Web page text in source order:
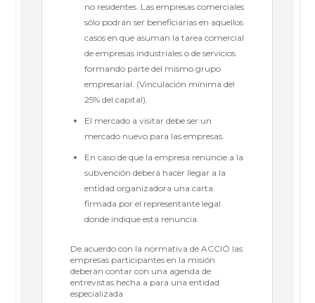
no residentes. Las empresas comerciales
sólo podrán ser beneficiarias en aquellos
casos en que asuman la tarea comercial
de empresas industriales o de servicios
formando parte del mismo grupo
empresarial. (Vinculación mínima del
25% del capital).
El mercado a visitar debe ser un
mercado nuevo para las empresas.
En caso de que la empresa renuncie a la
subvención deberá hacer llegar a la
entidad organizadora una carta
firmada por el representante legal
donde indique esta renuncia.
De acuerdo con la normativa de ACCIÓ las
empresas participantes en la misión
deberán contar con una agenda de
entrevistas hecha a para una entidad
especializada